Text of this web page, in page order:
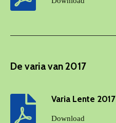
De varia van 2017
Varia Lente 2017
Download